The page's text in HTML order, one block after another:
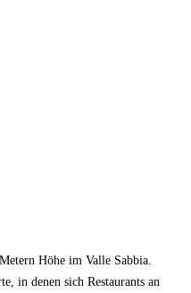
Höhe im Valle Sabbia.
in denen sich Restaurants an